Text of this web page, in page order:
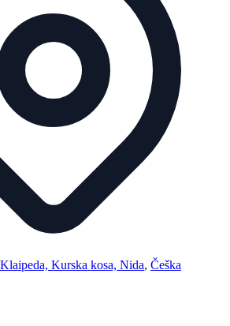
Kurska kosa, Nida, Češka